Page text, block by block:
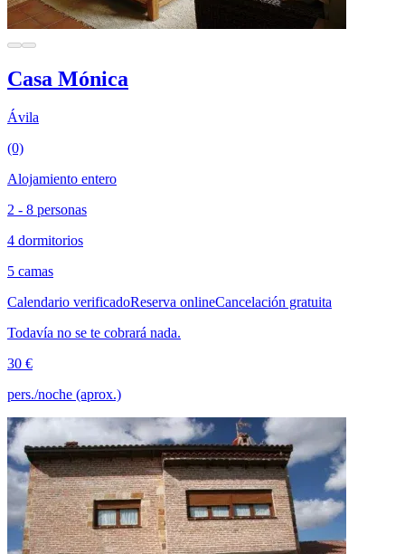
Casa Mónica
Ávila
(0)
Alojamiento entero
2 - 8 personas
4 dormitorios
5 camas
Calendario verificadoReserva onlineCancelación gratuita
Todavía no se te cobrará nada.
30 €
pers./noche (aprox.)